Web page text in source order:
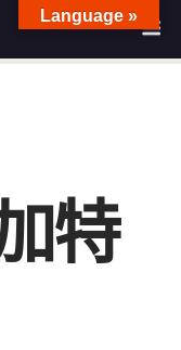
特
Language »